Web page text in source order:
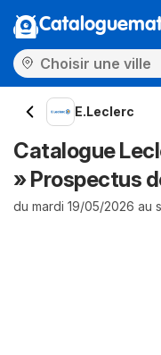
E.Leclerc
Catalogue
» Prospectus
du mardi 19/05/2026 au